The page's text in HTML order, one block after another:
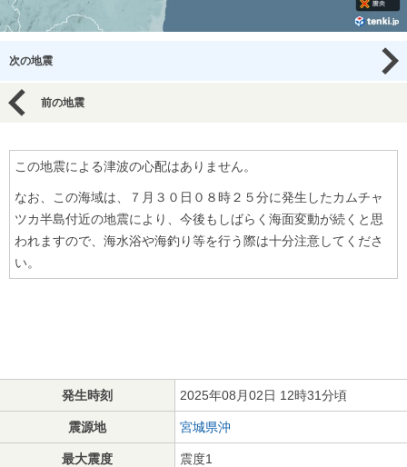
次の地震
前の地震
この地震による津波の心配はありません。
なお、この海域は、７月３０日０８時２５分に発生したカムチャ
ツカ半島付近の地震により、今後もしばらく海面変動が続くと思
われますので、海水浴や海釣り等を行う際は十分注意してくださ
い。
発生時刻 2025年08月02日 12時31分頃
震源地 宮城県沖
最大震度 震度1